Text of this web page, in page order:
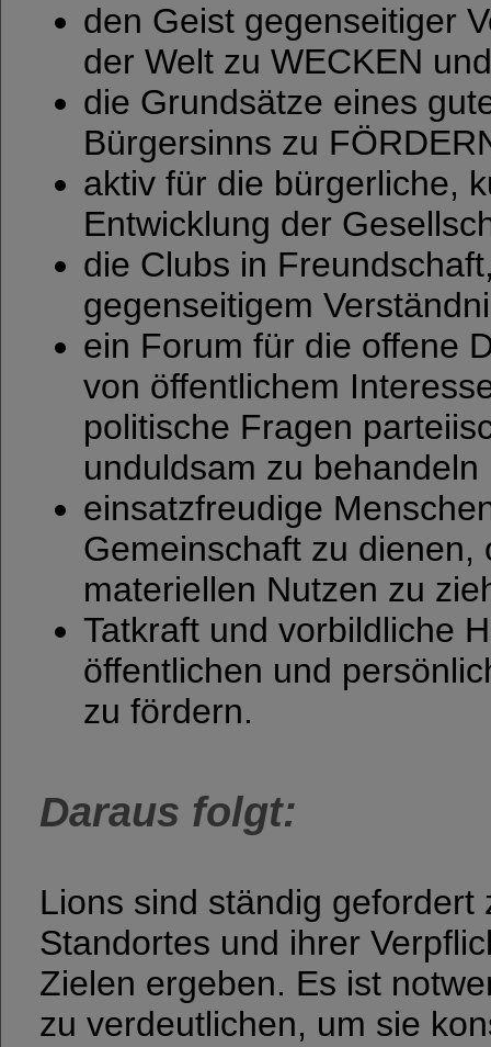
den Geist gegenseitiger
der Welt zu WECKEN
die Grundsätze eines
Bürgersinns zu
aktiv für die bürgerliche,
Entwicklung der
die Clubs in
gegenseitigem
ein Forum für die offene
von öffentlichem
politische Fragen
unduldsam zu behandeln
einsatzfreudige
Gemeinschaft zu
materiellen Nutzen zu
Tatkraft und vorbildliche
öffentlichen und
zu fördern.
Daraus folgt:
Lions sind ständig
Standortes und ihrer
Zielen ergeben. Es ist
zu verdeutlichen, um sie